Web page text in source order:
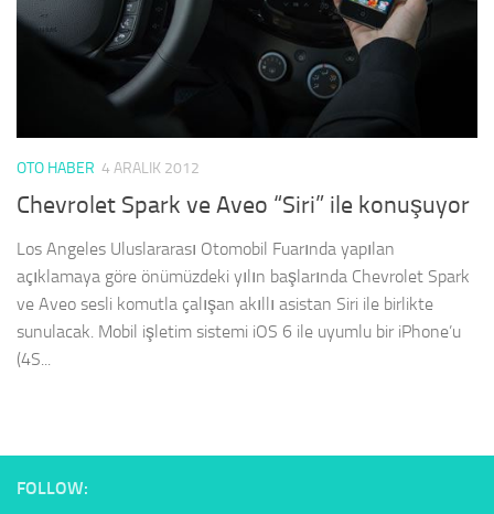
OTO HABER 4 ARALIK 2012
Chevrolet Spark ve Aveo “Siri” ile konuşuyor
Los Angeles Uluslararası Otomobil Fuarında yapılan
açıklamaya göre önümüzdeki yılın başlarında Chevrolet Spark
ve Aveo sesli komutla çalışan akıllı asistan Siri ile birlikte
sunulacak. Mobil işletim sistemi iOS 6 ile uyumlu bir iPhone’u
(4S...
FOLLOW: